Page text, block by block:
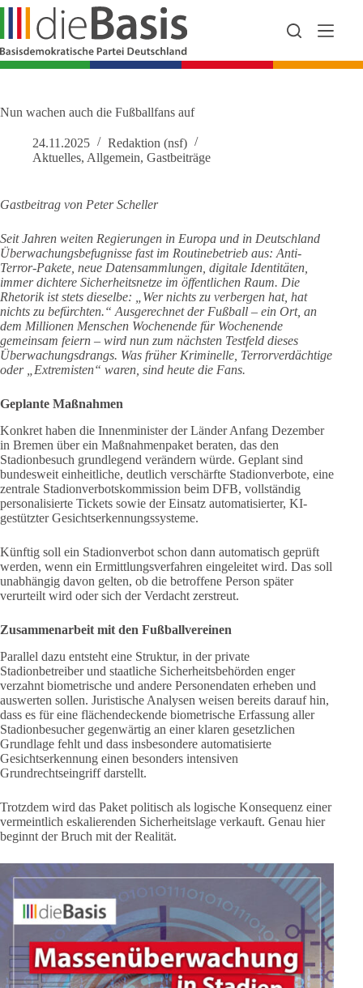
Zum
springen
Nun wachen auch die Fußballfans auf
24.11.2025
Redaktion (nsf)
Aktuelles, Allgemein, Gastbeiträge
Gastbeitrag von Peter Scheller
Seit Jahren weiten Regierungen in Europa und in Deutschland
Überwachungsbefugnisse fast im Routinebetrieb aus: Anti-
Terror-Pakete, neue Datensammlungen, digitale Identitäten,
immer dichtere Sicherheitsnetze im öffentlichen Raum. Die
Rhetorik ist stets dieselbe: „Wer nichts zu verbergen hat, hat
nichts zu befürchten.“ Ausgerechnet der Fußball – ein Ort, an
dem Millionen Menschen Wochenende für Wochenende
gemeinsam feiern – wird nun zum nächsten Testfeld dieses
Überwachungsdrangs. Was früher Kriminelle, Terrorverdächtige
oder „Extremisten“ waren, sind heute die Fans.
Geplante Maßnahmen
Konkret haben die Innenminister der Länder Anfang Dezember
in Bremen über ein Maßnahmenpaket beraten, das den
Stadionbesuch grundlegend verändern würde. Geplant sind
bundesweit einheitliche, deutlich verschärfte Stadionverbote, eine
zentrale Stadionverbotskommission beim DFB, vollständig
personalisierte Tickets sowie der Einsatz automatisierter, KI-
gestützter Gesichtserkennungssysteme.
Künftig soll ein Stadionverbot schon dann automatisch geprüft
werden, wenn ein Ermittlungsverfahren eingeleitet wird. Das soll
unabhängig davon gelten, ob die betroffene Person später
verurteilt wird oder sich der Verdacht zerstreut.
Zusammenarbeit mit den Fußballvereinen
Parallel dazu entsteht eine Struktur, in der private
Stadionbetreiber und staatliche Sicherheitsbehörden enger
verzahnt biometrische und andere Personendaten erheben und
auswerten sollen. Juristische Analysen weisen bereits darauf hin,
dass es für eine flächendeckende biometrische Erfassung aller
Stadionbesucher gegenwärtig an einer klaren gesetzlichen
Grundlage fehlt und dass insbesondere automatisierte
Gesichtserkennung einen besonders intensiven
Grundrechtseingriff darstellt.
Trotzdem wird das Paket politisch als logische Konsequenz einer
vermeintlich eskalierenden Sicherheitslage verkauft. Genau hier
beginnt der Bruch mit der Realität.